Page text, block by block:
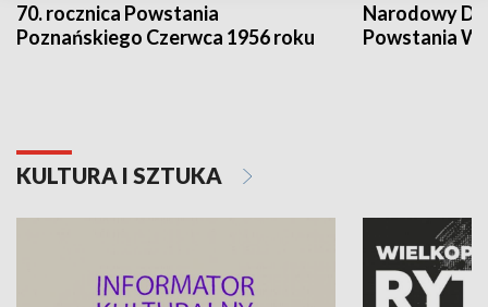
70. rocznica Powstania
Poznańskiego Czerwca 1956 roku
Narodowy
Powstania
KULTURA I SZTUKA